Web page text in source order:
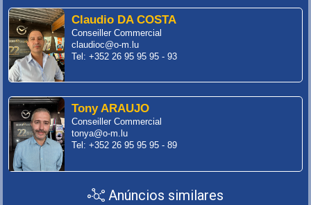
Claudio DA COSTA
Conseiller Commercial
claudioc@o-m.lu
Tel: +352 26 95 95 95 - 93
Tony ARAUJO
Conseiller Commercial
tonya@o-m.lu
Tel: +352 26 95 95 95 - 89
Anúncios similares